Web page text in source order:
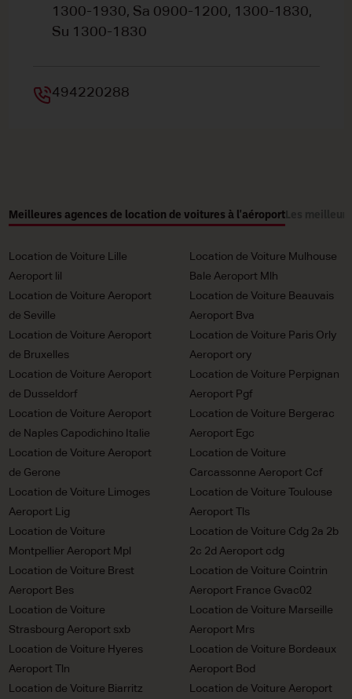
1300-1930, Sa 0900-1200, 1300-1830,
Su 1300-1830
494220288
Meilleures agences de location de voitures à l'aéroportLes
Location de Voiture Lille
Aeroport lil
Location de Voiture Mulhouse
Bale Aeroport Mlh
Location de Voiture Aeroport
de Seville
Location de Voiture Beauvais
Aeroport Bva
Location de Voiture Aeroport
de Bruxelles
Location de Voiture Paris Orly
Aeroport ory
Location de Voiture Aeroport
de Dusseldorf
Location de Voiture Perpignan
Aeroport Pgf
Location de Voiture Aeroport
de Naples Capodichino Italie
Location de Voiture Bergerac
Aeroport Egc
Location de Voiture Aeroport
de Gerone
Location de Voiture
Carcassonne Aeroport Ccf
Location de Voiture Limoges
Aeroport Lig
Location de Voiture Toulouse
Aeroport Tls
Location de Voiture
Montpellier Aeroport Mpl
Location de Voiture Cdg 2a 2b
2c 2d Aeroport cdg
Location de Voiture Brest
Aeroport Bes
Location de Voiture Cointrin
Aeroport France Gvac02
Location de Voiture
Strasbourg Aeroport sxb
Location de Voiture Marseille
Aeroport Mrs
Location de Voiture Hyeres
Aeroport Tln
Location de Voiture Bordeaux
Aeroport Bod
Location de Voiture Biarritz
Location de Voiture Aeroport